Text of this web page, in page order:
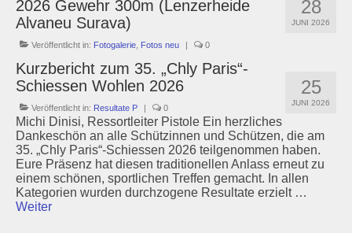
28
JUNI 2026
2026 Gewehr 300m (Lenzerheide
Alvaneu Surava)
Veröffentlicht in: Fotogalerie Fotos neu | 0
25
JUNI 2026
Kurzbericht zum 35. „Chly Paris“-
Schiessen Wohlen 2026
Veröffentlicht in: Resultate P | 0
Michi Dinisi, Ressortleiter Pistole Ein herzliches
Dankeschön an alle Schützinnen und Schützen, die am
35. „Chly Paris“-Schiessen 2026 teilgenommen haben.
Eure Präsenz hat diesen traditionellen Anlass erneut zu
einem schönen, sportlichen Treffen gemacht. In allen
Kategorien wurden durchzogene Resultate erzielt …
Weiter